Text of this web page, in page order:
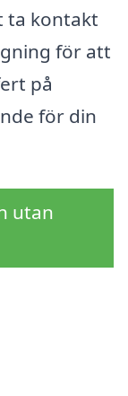
ta kontakt
för att
på
för din
utan